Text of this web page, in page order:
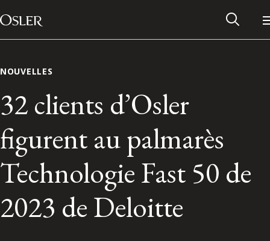
Passer au contenu
Main Navigation
NOUVELLES
32 clients d’Osler
figurent au palmarès
Technologie Fast 50 de
2023 de Deloitte